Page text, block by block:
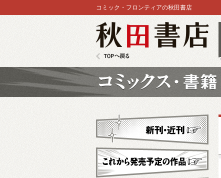
コミック・フロンティアの秋田書店
新刊・近刊